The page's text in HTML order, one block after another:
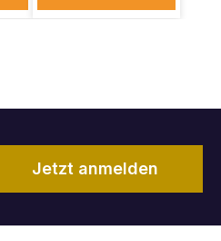
Jetzt anmelden